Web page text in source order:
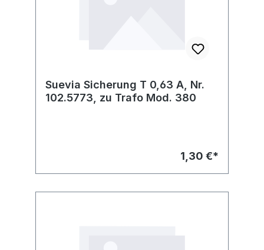
Suevia Sicherung T 0,63 A, Nr.
102.5773, zu Trafo Mod. 380
1,30 €*